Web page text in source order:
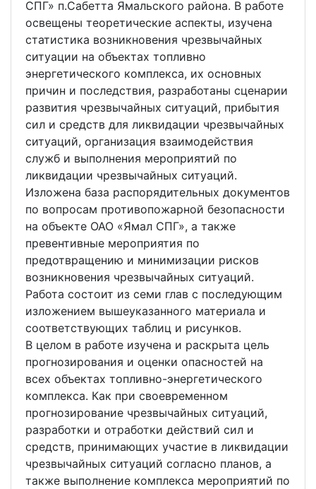
СПГ» п.Сабетта Ямальского района. В работе
освещены теоретические аспекты, изучена
статистика возникновения чрезвычайных
ситуации на объектах топливно
энергетического комплекса, их основных
причин и последствия, разработаны сценарии
развития чрезвычайных ситуаций, прибытия
сил и средств для ликвидации чрезвычайных
ситуаций, организация взаимодействия
служб и выполнения мероприятий по
ликвидации чрезвычайных ситуаций.
Изложена база распорядительных документов
по вопросам противопожарной безопасности
на объекте ОАО «Ямал СПГ», а также
превентивные мероприятия по
предотвращению и минимизации рисков
возникновения чрезвычайных ситуаций.
Работа состоит из семи глав с последующим
изложением вышеуказанного материала и
соответствующих таблиц и рисунков.
В целом в работе изучена и раскрыта цель
прогнозирования и оценки опасностей на
всех объектах топливно-энергетического
комплекса. Как при своевременном
прогнозирование чрезвычайных ситуаций,
разработки и отработки действий сил и
средств, принимающих участие в ликвидации
чрезвычайных ситуаций согласно планов, а
также выполнение комплекса мероприятий по